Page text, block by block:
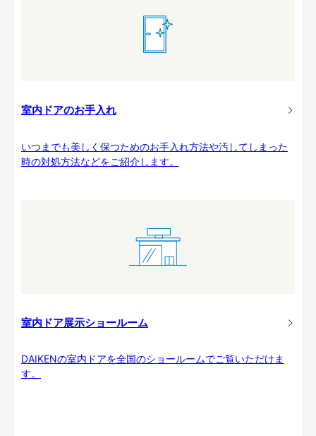
室内ドアのお手入れ
いつまでも美しく保つためのお手入れ方法や汚してしまった
時の対処方法などをご紹介します。
室内ドア展示ショールーム
DAIKENの室内ドアを全国のショールームでご覧いただけま
す。